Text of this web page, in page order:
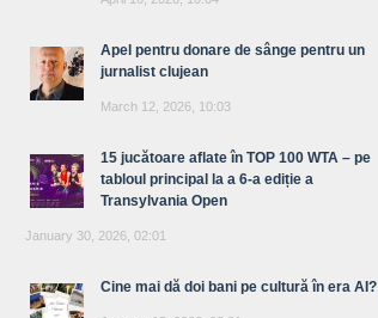
Apel pentru donare de sânge pentru un
jurnalist clujean
March 12, 2026, 10:03
15 jucătoare aflate în TOP 100 WTA – pe
tabloul principal la a 6-a ediție a
Transylvania Open
January 30, 2026, 02:01
Cine mai dă doi bani pe cultură în era AI?